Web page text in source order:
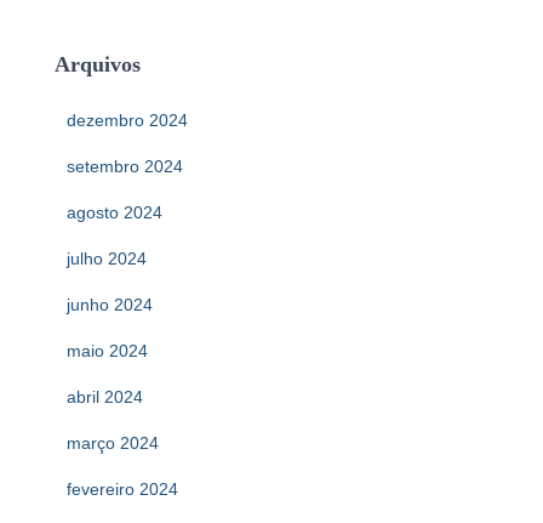
Arquivos
dezembro 2024
setembro 2024
agosto 2024
julho 2024
junho 2024
maio 2024
abril 2024
março 2024
fevereiro 2024